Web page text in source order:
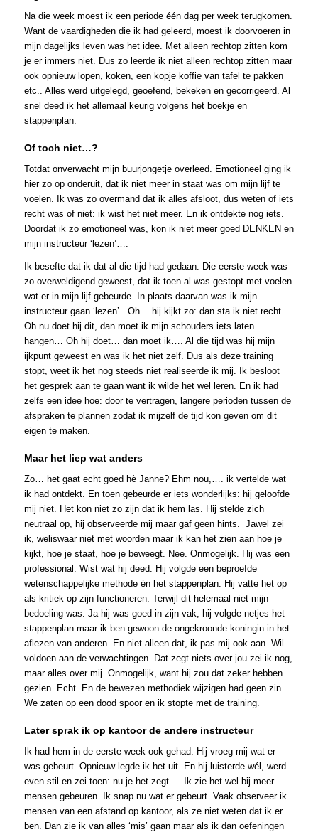
Na die week moest ik een periode één dag per week terugkomen.
Want de vaardigheden die ik had geleerd, moest ik doorvoeren in
mijn dagelijks leven was het idee. Met alleen rechtop zitten kom
je er immers niet. Dus zo leerde ik niet alleen rechtop zitten maar
ook opnieuw lopen, koken, een kopje koffie van tafel te pakken
etc.. Alles werd uitgelegd, geoefend, bekeken en gecorrigeerd. Al
snel deed ik het allemaal keurig volgens het boekje en
stappenplan.
Of toch niet…?
Totdat onverwacht mijn buurjongetje overleed. Emotioneel ging ik
hier zo op onderuit, dat ik niet meer in staat was om mijn lijf te
voelen. Ik was zo overmand dat ik alles afsloot, dus weten of iets
recht was of niet: ik wist het niet meer. En ik ontdekte nog iets.
Doordat ik zo emotioneel was, kon ik niet meer goed DENKEN en
mijn instructeur ‘lezen’….
Ik besefte dat ik dat al die tijd had gedaan. Die eerste week was
zo overweldigend geweest, dat ik toen al was gestopt met voelen
wat er in mijn lijf gebeurde. In plaats daarvan was ik mijn
instructeur gaan ‘lezen’. Oh… hij kijkt zo: dan sta ik niet recht.
Oh nu doet hij dit, dan moet ik mijn schouders iets laten
hangen… Oh hij doet… dan moet ik…. Al die tijd was hij mijn
ijkpunt geweest en was ik het niet zelf. Dus als deze training
stopt, weet ik het nog steeds niet realiseerde ik mij. Ik besloot
het gesprek aan te gaan want ik wilde het wel leren. En ik had
zelfs een idee hoe: door te vertragen, langere perioden tussen de
afspraken te plannen zodat ik mijzelf de tijd kon geven om dit
eigen te maken.
Maar het liep wat anders
Zo… het gaat echt goed hè Janne? Ehm nou,…. ik vertelde wat
ik had ontdekt. En toen gebeurde er iets wonderlijks: hij geloofde
mij niet. Het kon niet zo zijn dat ik hem las. Hij stelde zich
neutraal op, hij observeerde mij maar gaf geen hints. Jawel zei
ik, weliswaar niet met woorden maar ik kan het zien aan hoe je
kijkt, hoe je staat, hoe je beweegt. Nee. Onmogelijk. Hij was een
professional. Wist wat hij deed. Hij volgde een beproefde
wetenschappelijke methode én het stappenplan. Hij vatte het op
als kritiek op zijn functioneren. Terwijl dit helemaal niet mijn
bedoeling was. Ja hij was goed in zijn vak, hij volgde netjes het
stappenplan maar ik ben gewoon de ongekroonde koningin in het
aflezen van anderen. En niet alleen dat, ik pas mij ook aan. Wil
voldoen aan de verwachtingen. Dat zegt niets over jou zei ik nog,
maar alles over mij. Onmogelijk, want hij zou dat zeker hebben
gezien. Echt. En de bewezen methodiek wijzigen had geen zin.
We zaten op een dood spoor en ik stopte met de training.
Later sprak ik op kantoor de andere instructeur
Ik had hem in de eerste week ook gehad. Hij vroeg mij wat er
was gebeurt. Opnieuw legde ik het uit. En hij luisterde wél, werd
even stil en zei toen: nu je het zegt…. Ik zie het wel bij meer
mensen gebeuren. Ik snap nu wat er gebeurt. Vaak observeer ik
mensen van een afstand op kantoor, als ze niet weten dat ik er
ben. Dan zie ik van alles ‘mis’ gaan maar als ik dan oefeningen